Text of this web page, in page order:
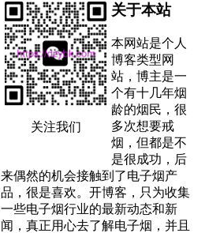
关注我们
关于本站
本网站是个人
博客类型网
站，博主是一
个有十几年烟
龄的烟民，很
多次想要戒
烟，但都是不
是很成功，后
来偶然的机会接触到了电子烟产
品，很是喜欢。开博客，只为收集
一些电子烟行业的最新动态和新
闻，真正用心去了解电子烟，并且